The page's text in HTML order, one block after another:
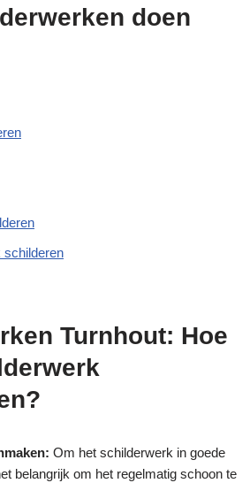
doen
schilderen
Turnhout: Hoe
Om het schilderwerk in goede
belangrijk om het regelmatig schoon te